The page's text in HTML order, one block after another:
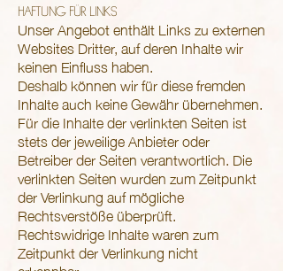
HAFTUNG FÜR LINKS
Unser Angebot enthält Links zu externen
Websites Dritter, auf deren Inhalte wir
keinen Einfluss haben.
Deshalb können wir für diese fremden
Inhalte auch keine Gewähr übernehmen.
Für die Inhalte der verlinkten Seiten ist
stets der jeweilige Anbieter oder
Betreiber der Seiten verantwortlich. Die
verlinkten Seiten wurden zum Zeitpunkt
der Verlinkung auf mögliche
Rechtsverstöße überprüft.
Rechtswidrige Inhalte waren zum
Zeitpunkt der Verlinkung nicht